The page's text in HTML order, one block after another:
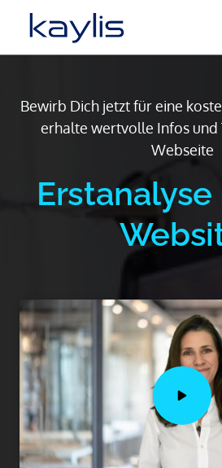
Bewirb Dich jetzt für eine
erhalte wertvolle Infos und
Webseite